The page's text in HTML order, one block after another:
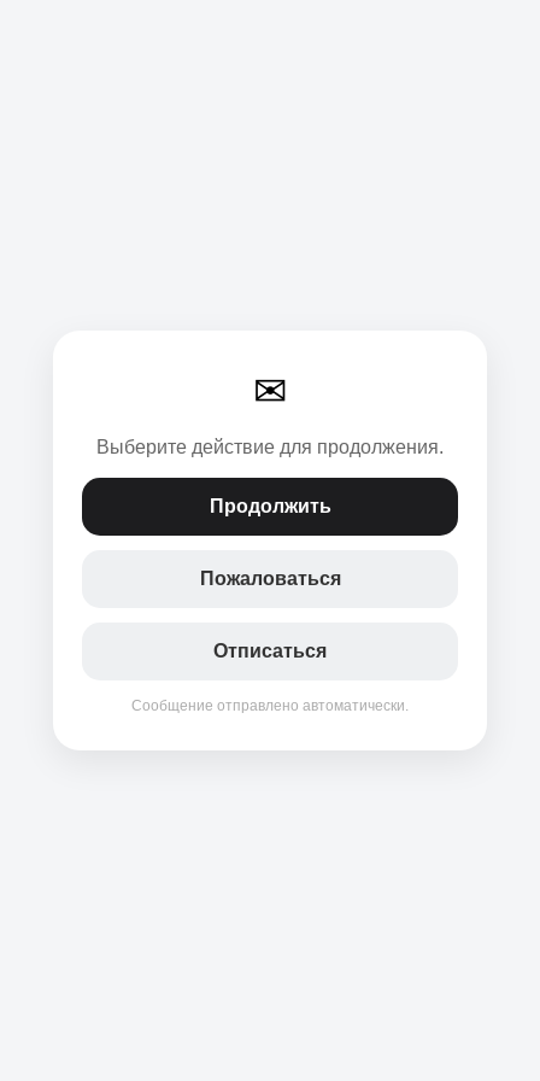
✉
Выберите действие для продолжения.
Продолжить
Пожаловаться
Отписаться
Сообщение отправлено автоматически.